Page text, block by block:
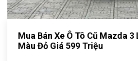
Mua Bán Xe Ô Tô Cũ Mazda 3
Màu Đỏ Giá 599 Triệu